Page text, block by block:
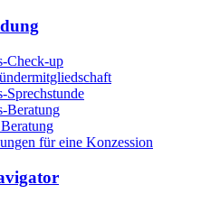
Check-up
Sprechstunde
Beratung
für eine Konzession